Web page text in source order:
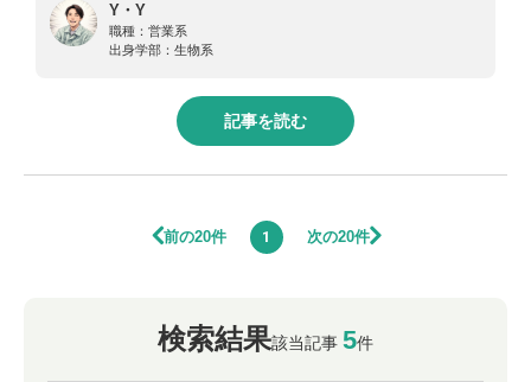
Y・Y
職種： 営業系
出身学部： 生物系
記事を読む
前の20件 1 次の20件
検索結果該当記事 5件